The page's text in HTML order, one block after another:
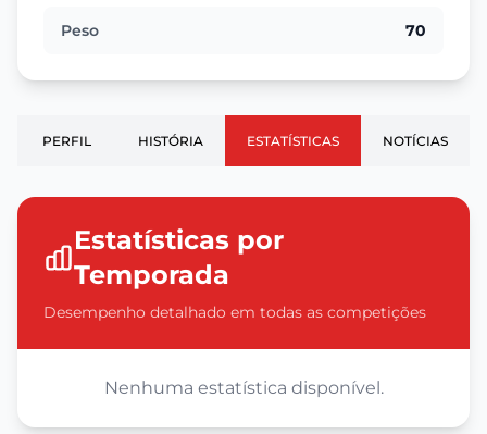
Peso 70
PERFIL HISTÓRIA ESTATÍSTICAS NOTÍCIAS
Estatísticas por
Temporada
Desempenho detalhado em todas as competições
Nenhuma estatística disponível.